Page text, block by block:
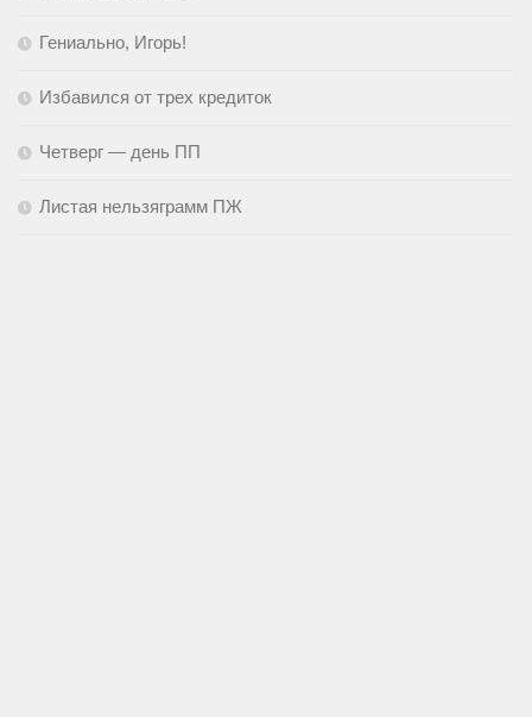
Гениально, Игорь!
Избавился от трех кредиток
Четверг — день ПП
Листая нельзяграмм ПЖ